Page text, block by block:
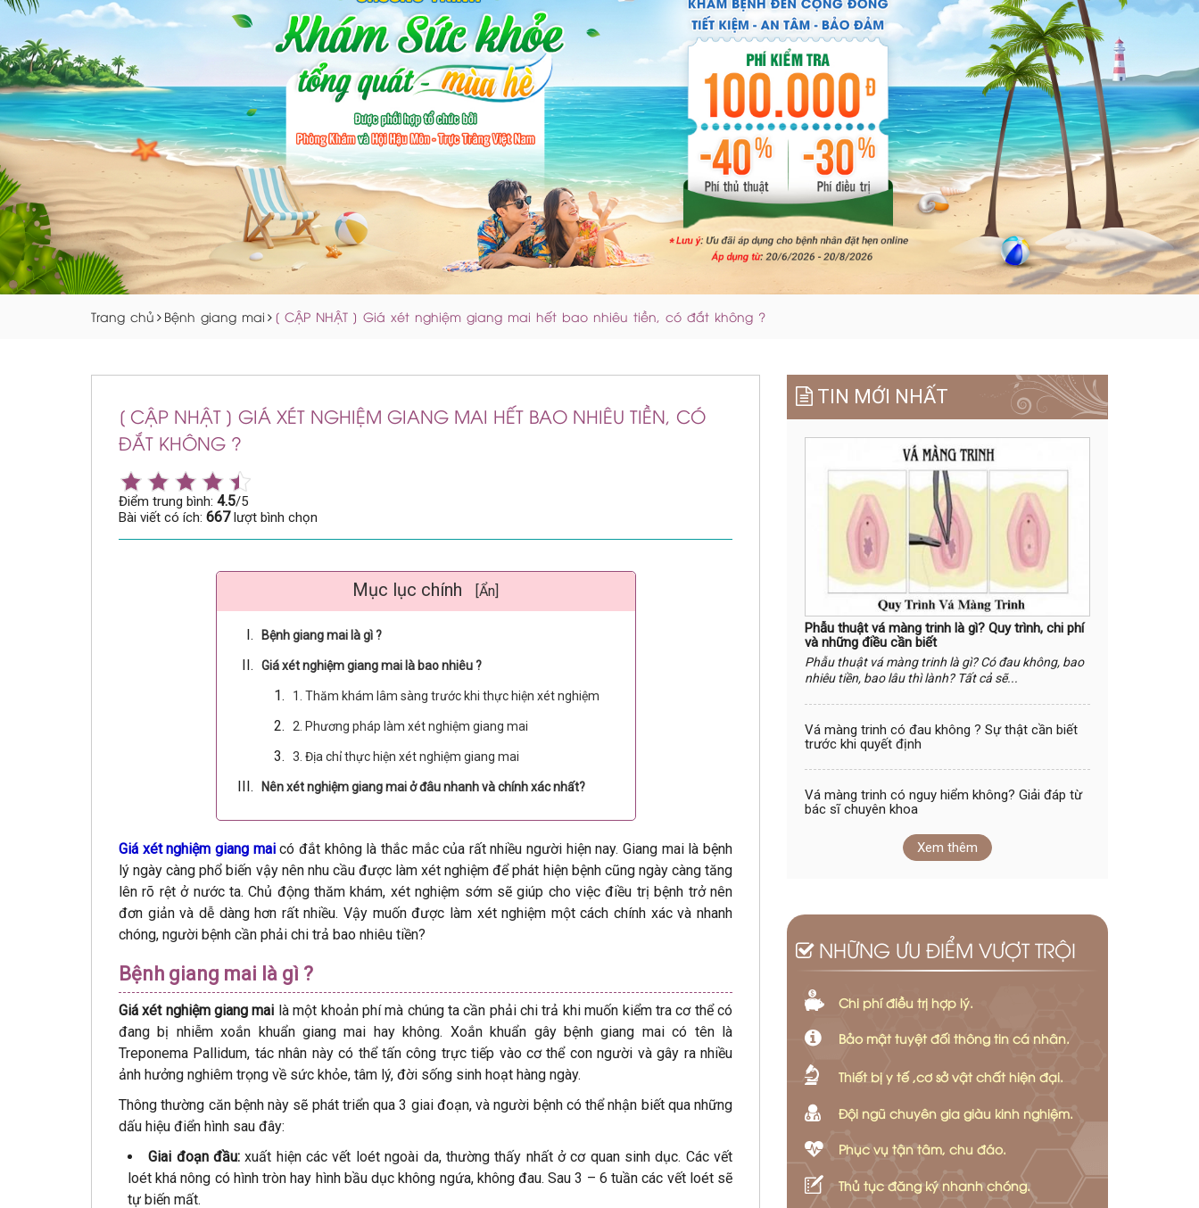
Trang chủ Bệnh giang mai [ CẬP NHẬT ] Giá xét nghiệm giang mai hết bao nhiêu tiền, có đắt không ?
[ CẬP NHẬT ] GIÁ XÉT NGHIỆM GIANG MAI HẾT BAO NHIÊU TIỀN, CÓ
ĐẮT KHÔNG ?
Điểm trung bình: 4.5/5
Bài viết có ích: 667lượt bình chọn
Mục lục chính [Ẩn]
Bệnh giang mai là gì ?
Giá xét nghiệm giang mai là bao nhiêu ?
1. Thăm khám lâm sàng trước khi thực hiện xét nghiệm
2. Phương pháp làm xét nghiệm giang mai
3. Địa chỉ thực hiện xét nghiệm giang mai
Nên xét nghiệm giang mai ở đâu nhanh và chính xác nhất?
Giá xét nghiệm giang mai có đắt không là thắc mắc của rất nhiều người hiện nay. Giang mai là bệnh
lý ngày càng phổ biến vậy nên nhu cầu được làm xét nghiệm để phát hiện bệnh cũng ngày càng tăng
lên rõ rệt ở nước ta. Chủ động thăm khám, xét nghiệm sớm sẽ giúp cho việc điều trị bệnh trở nên
đơn giản và dễ dàng hơn rất nhiều. Vậy muốn được làm xét nghiệm một cách chính xác và nhanh
chóng, người bệnh cần phải chi trả bao nhiêu tiền?
Bệnh giang mai là gì ?
Giá xét nghiệm giang mai là một khoản phí mà chúng ta cần phải chi trả khi muốn kiểm tra cơ thể có
đang bị nhiễm xoắn khuẩn giang mai hay không. Xoắn khuẩn gây bệnh giang mai có tên là
Treponema Pallidum, tác nhân này có thể tấn công trực tiếp vào cơ thể con người và gây ra nhiều
ảnh hưởng nghiêm trọng về sức khỏe, tâm lý, đời sống sinh hoạt hàng ngày.
Thông thường căn bệnh này sẽ phát triển qua 3 giai đoạn, và người bệnh có thể nhận biết qua những
dấu hiệu điển hình sau đây:
Giai đoạn đầu: xuất hiện các vết loét ngoài da, thường thấy nhất ở cơ quan sinh dục. Các vết
loét khá nông có hình tròn hay hình bầu dục không ngứa, không đau. Sau 3 – 6 tuần các vết loét sẽ
tự biến mất.
TIN MỚI NHẤT
Phẫu thuật vá màng trinh là gì? Quy trình, chi phí
và những điều cần biết
Phẫu thuật vá màng trinh là gì? Có đau không, bao
nhiêu tiền, bao lâu thì lành? Tất cả sẽ...
Vá màng trinh có đau không ? Sự thật cần biết
trước khi quyết định
Vá màng trinh có nguy hiểm không? Giải đáp từ
bác sĩ chuyên khoa
Xem thêm
NHỮNG ƯU ĐIỂM VƯỢT TRỘI
Chi phí điều trị hợp lý.
Bảo mật tuyệt đối thông tin cá nhân.
Thiết bị y tế ,cơ sở vật chất hiện đại.
Đội ngũ chuyên gia giàu kinh nghiệm.
Phục vụ tận tâm, chu đáo.
Thủ tục đăng ký nhanh chóng.